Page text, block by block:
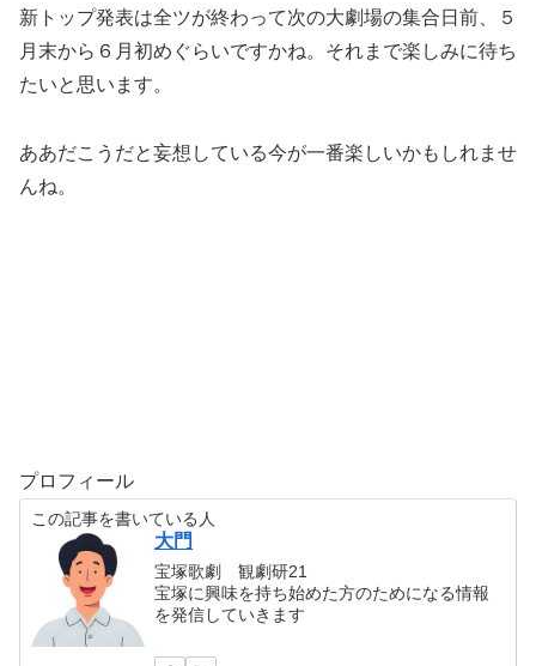
新トップ発表は全ツが終わって次の大劇場の集合日前、５
月末から６月初めぐらいですかね。それまで楽しみに待ち
たいと思います。
ああだこうだと妄想している今が一番楽しいかもしれませ
んね。
プロフィール
この記事を書いている人
大門
宝塚歌劇 観劇研21
宝塚に興味を持ち始めた方のためになる情報
を発信していきます